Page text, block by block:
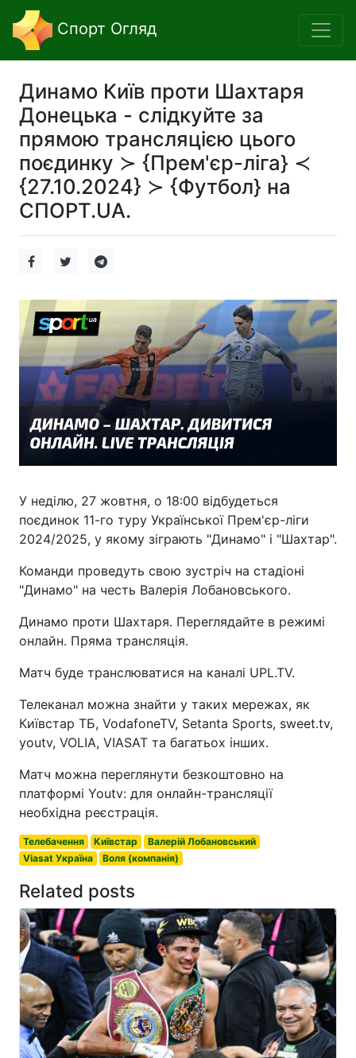
Спорт Огляд
Динамо Київ проти Шахтаря
Донецька - слідкуйте за
прямою трансляцією цього
поєдинку ≻ {Прем'єр-ліга} ≺
{27.10.2024} ≻ {Футбол} на
СПОРТ.UA.
У неділю, 27 жовтня, о 18:00 відбудеться
поєдинок 11-го туру Української Прем'єр-ліги
2024/2025, у якому зіграють "Динамо" і "Шахтар".
Команди проведуть свою зустріч на стадіоні
"Динамо" на честь Валерія Лобановського.
Динамо проти Шахтаря. Переглядайте в режимі
онлайн. Пряма трансляція.
Матч буде транслюватися на каналі UPL.TV.
Телеканал можна знайти у таких мережах, як
Київстар ТБ, VodafoneTV, Setanta Sports, sweet.tv,
youtv, VOLIA, VIASAT та багатьох інших.
Матч можна переглянути безкоштовно на
платформі Youtv: для онлайн-трансляції
необхідна реєстрація.
Телебачення Київстар
Валерій Лобановський
Viasat Україна
Воля (компанія)
Related posts